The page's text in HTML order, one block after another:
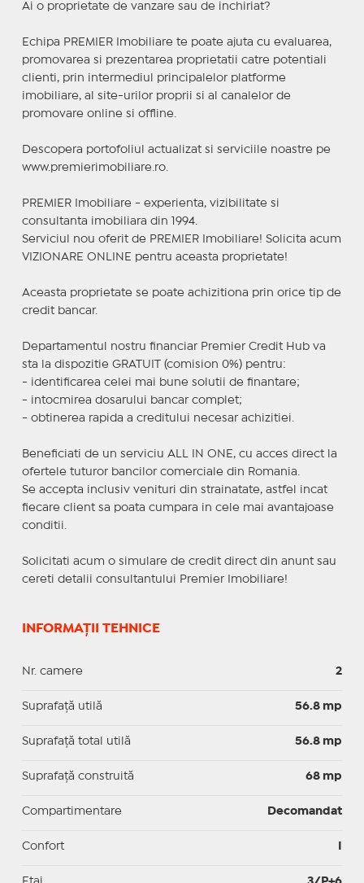
Ai o proprietate de vanzare sau de inchiriat?
Echipa PREMIER Imobiliare te poate ajuta cu evaluarea,
promovarea si prezentarea proprietatii catre potentiali
clienti, prin intermediul principalelor platforme
imobiliare, al site-urilor proprii si al canalelor de
promovare online si offline.
Descopera portofoliul actualizat si serviciile noastre pe
www.premierimobiliare.ro.
PREMIER Imobiliare - experienta, vizibilitate si
consultanta imobiliara din 1994.
Serviciul nou oferit de PREMIER Imobiliare! Solicita acum
VIZIONARE ONLINE pentru aceasta proprietate!
Aceasta proprietate se poate achizitiona prin orice tip de
credit bancar.
Departamentul nostru financiar Premier Credit Hub va
sta la dispozitie GRATUIT (comision 0%) pentru:
- identificarea celei mai bune solutii de finantare;
- intocmirea dosarului bancar complet;
- obtinerea rapida a creditului necesar achizitiei.
Beneficiati de un serviciu ALL IN ONE, cu acces direct la
ofertele tuturor bancilor comerciale din Romania.
Se accepta inclusiv venituri din strainatate, astfel incat
fiecare client sa poata cumpara in cele mai avantajoase
conditii.
Solicitati acum o simulare de credit direct din anunt sau
cereti detalii consultantului Premier Imobiliare!
INFORMAȚII TEHNICE
Nr. camere 2
Suprafaţă utilă 56.8 mp
Suprafaţă total utilă 56.8 mp
Suprafaţă construită 68 mp
Compartimentare Decomandat
Confort